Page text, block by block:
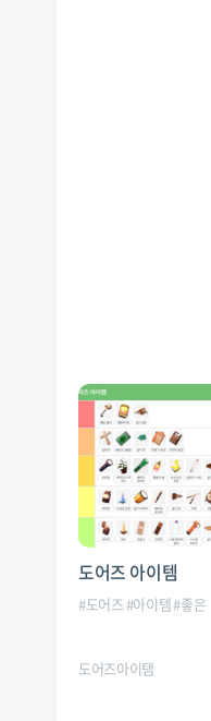
도어즈 아이템
#도어즈#아이템#좋은
도어즈아이탬